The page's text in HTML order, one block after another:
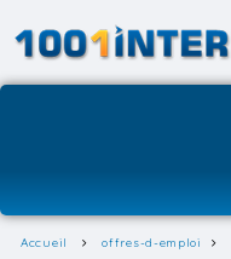
Accueil offres-d-emploi